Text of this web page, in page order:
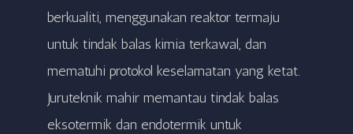
berkualiti, menggunakan reaktor termaju
untuk tindak balas kimia terkawal, dan
mematuhi protokol keselamatan yang ketat.
Juruteknik mahir memantau tindak balas
eksotermik dan endotermik untuk